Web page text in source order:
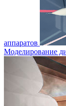
аппаратов
Моделирование